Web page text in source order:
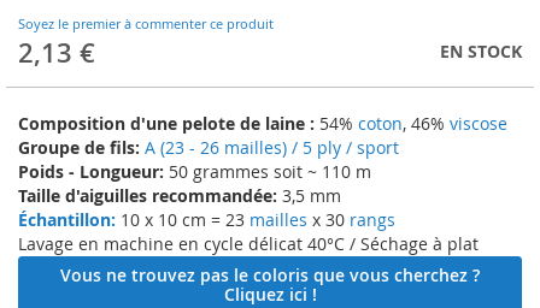
Soyez le premier à commenter ce produit
2,13 € EN STOCK
Composition d'une pelote de laine : 54% coton, 46% viscose
Groupe de fils: A (23 - 26 mailles) / 5 ply / sport
Poids - Longueur: 50 grammes soit ~ 110 m
Taille d'aiguilles recommandée: 3,5 mm
Échantillon: 10 x 10 cm = 23 mailles x 30 rangs
Lavage en machine en cycle délicat 40°C / Séchage à plat
Vous ne trouvez pas le coloris que vous cherchez ?
Cliquez ici !
beginning
of
the
gallery